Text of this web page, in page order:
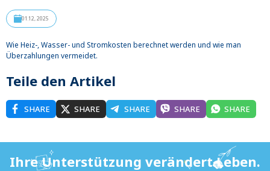
01.12, 2025
Wie Heiz-, Wasser- und Stromkosten berechnet werden und wie man
Überzahlungen vermeidet.
Teile den Artikel
SHARE SHARE SHARE SHARE SHARE
Ihre Unterstützung verändert Leben.